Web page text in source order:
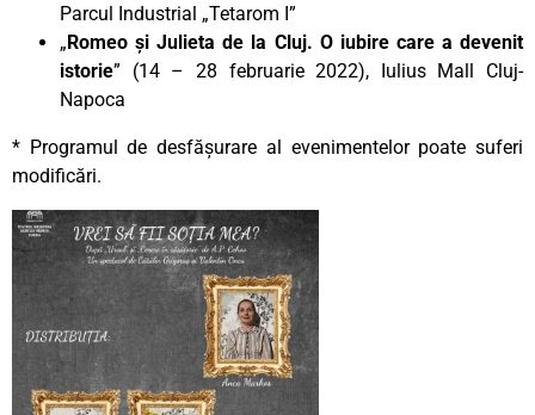
Parcul Industrial „Tetarom I”
„Romeo și Julieta de la Cluj. O iubire care a devenit
istorie” (14 – 28 februarie 2022), Iulius Mall Cluj-
Napoca
* Programul de desfășurare al evenimentelor poate suferi
modificări.